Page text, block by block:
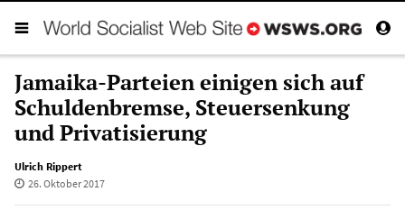
Jamaika-Parteien einigen sich auf
Schuldenbremse, Steuersenkung
und Privatisierung
Ulrich Rippert
26. Oktober 2017